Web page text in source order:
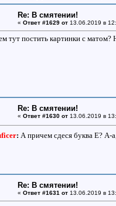
Re: В смятении!
« Ответ #1629 от13.06.2019 в
тут постить картинки с матом?
Re: В смятении!
« Ответ #1630 от13.06.2019 в
: А причем сдеся буква Е? А-
Re: В смятении!
« Ответ #1631 от13.06.2019 в